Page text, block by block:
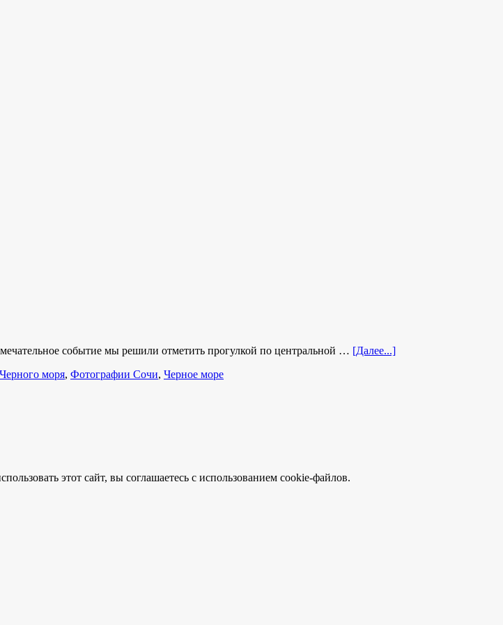
событие мы решили отметить прогулкой по центральной … [Далее...]
моря, Фотографии Сочи, Черное море
этот сайт, вы соглашаетесь с использованием cookie-файлов.